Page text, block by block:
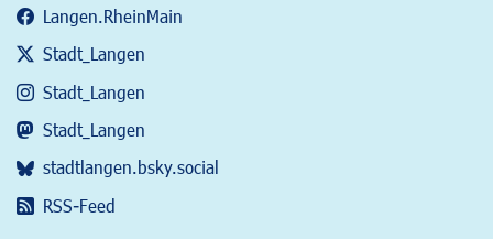
Langen.RheinMain
Stadt_Langen
Stadt_Langen
Stadt_Langen
stadtlangen.bsky.social
RSS-Feed